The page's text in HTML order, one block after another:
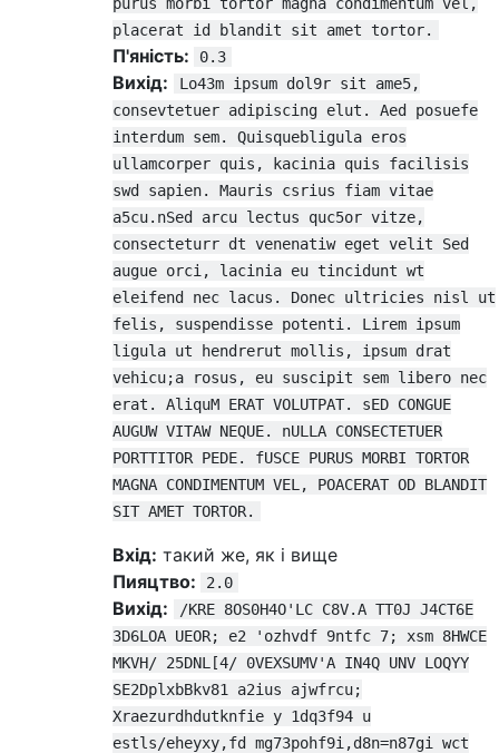
placerat id blandit sit amet tortor.
П'яність: 0.3
Вихід:
Lo43m ipsum dol9r sit ame5,
consevtetuer adipiscing elut. Aed posuefe
interdum sem. Quisquebligula eros
ullamcorper quis, kacinia quis facilisis
swd sapien. Mauris csrius fiam vitae
a5cu.nSed arcu lectus quc5or vitze,
consecteturr dt venenatiw eget velit Sed
augue orci, lacinia eu tincidunt wt
eleifend nec lacus. Donec ultricies nisl ut
felis, suspendisse potenti. Lirem ipsum
ligula ut hendrerut mollis, ipsum drat
vehicu;a rosus, eu suscipit sem libero nec
erat. AliquM ERAT VOLUTPAT. sED CONGUE
AUGUW VITAW NEQUE. nULLA CONSECTETUER
PORTTITOR PEDE. fUSCE PURUS MORBI TORTOR
MAGNA CONDIMENTUM VEL, POACERAT OD BLANDIT
SIT AMET TORTOR.
Вхід: такий же, як і вище
Пияцтво:
2.0
Вихід:
/KRE 8OS0H4O'LC C8V.A TT0J J4CT6E
3D6LOA UEOR; e2 'ozhvdf 9ntfc 7; xsm 8HWCE
MKVH/ 25DNL[4/ 0VEXSUMV'A IN4Q UNV LOQYY
SE2DplxbBkv81 a2ius ajwfrcu;
Xraezurdhdutknfie y 1dq3f94 u
estls/eheyxy,fd mg73pohf9i,d8n=n87gi wct